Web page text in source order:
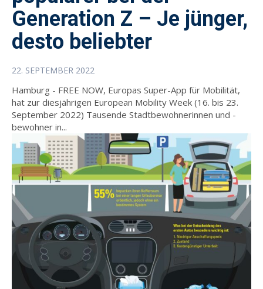
Generation Z – Je jünger,
desto beliebter
22. SEPTEMBER 2022
Hamburg - FREE NOW, Europas Super-App für Mobilität,
hat zur diesjährigen European Mobility Week (16. bis 23.
September 2022) Tausende Stadtbewohnerinnen und -
bewohner in...